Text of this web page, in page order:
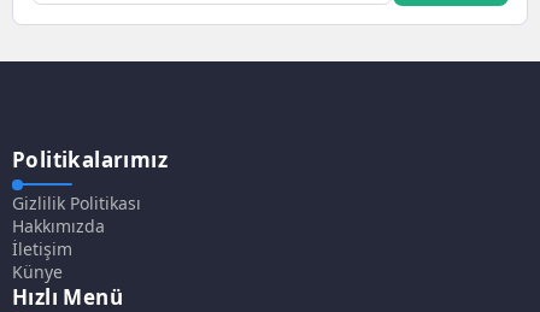
Politikalarımız
Gizlilik Politikası
Hakkımızda
İletişim
Künye
Hızlı Menü